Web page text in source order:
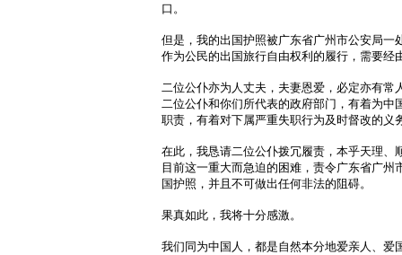
口。
但是，我的出国护照被广东省广州市公安局一
作为公民的出国旅行自由权利的履行，需要经
二位公仆亦为人丈夫，夫妻恩爱，必定亦有常
二位公仆和你们所代表的政府部门，有着为中
职责，有着对下属严重失职行为及时督改的义
在此，我恳请二位公仆拨冗履责，本乎天理、
目前这一重大而急迫的困难，责令广东省广州
国护照，并且不可做出任何非法的阻碍。
果真如此，我将十分感激。
我们同为中国人，都是自然本分地爱亲人、爱